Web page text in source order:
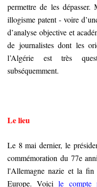
permettre de les
illogisme patent - voire
d’analyse objective et
de journalistes dont les
l’Algérie est très
subséquemment.
Le lieu
Le 8 mai dernier, le
commémoration du 77e
l'Allemagne nazie et la fin
Europe. Voicile compte